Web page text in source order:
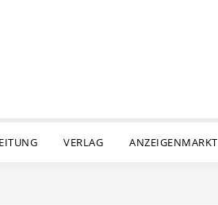
VERLAG ANZEIGENMARKT